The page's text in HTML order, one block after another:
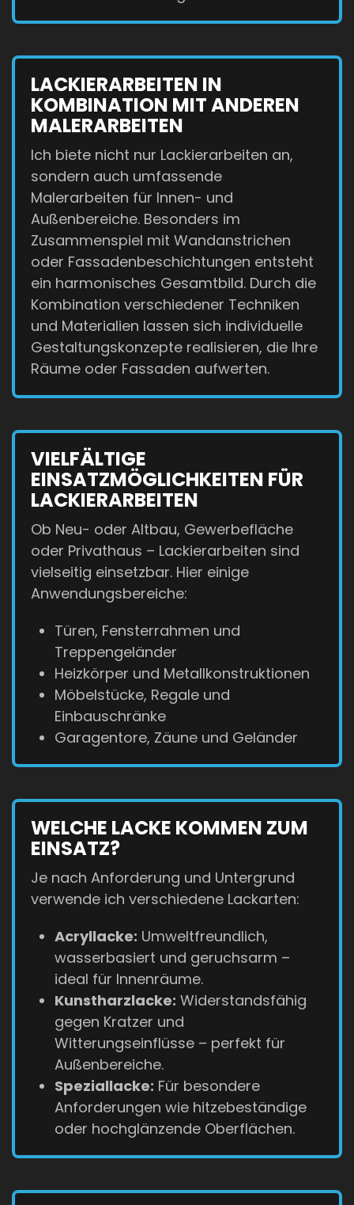
LACKIERARBEITEN IN
KOMBINATION MIT ANDEREN
MALERARBEITEN
Ich biete nicht nur Lackierarbeiten an,
sondern auch umfassende
Malerarbeiten für Innen- und
Außenbereiche. Besonders im
Zusammenspiel mit Wandanstrichen
oder Fassadenbeschichtungen entsteht
ein harmonisches Gesamtbild. Durch die
Kombination verschiedener Techniken
und Materialien lassen sich individuelle
Gestaltungskonzepte realisieren, die Ihre
Räume oder Fassaden aufwerten.
VIELFÄLTIGE
EINSATZMÖGLICHKEITEN FÜR
LACKIERARBEITEN
Ob Neu- oder Altbau, Gewerbefläche
oder Privathaus – Lackierarbeiten sind
vielseitig einsetzbar. Hier einige
Anwendungsbereiche:
Türen, Fensterrahmen und
Treppengeländer
Heizkörper und Metallkonstruktionen
Möbelstücke, Regale und
Einbauschränke
Garagentore, Zäune und Geländer
WELCHE LACKE KOMMEN ZUM
EINSATZ?
Je nach Anforderung und Untergrund
verwende ich verschiedene Lackarten:
Acryllacke: Umweltfreundlich,
wasserbasiert und geruchsarm –
ideal für Innenräume.
Kunstharzlacke: Widerstandsfähig
gegen Kratzer und
Witterungseinflüsse – perfekt für
Außenbereiche.
Speziallacke: Für besondere
Anforderungen wie hitzebeständige
oder hochglänzende Oberflächen.